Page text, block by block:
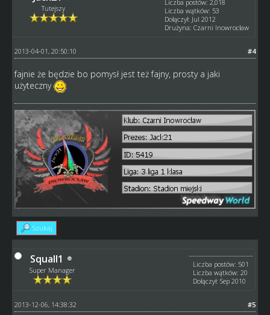
Tutejszy
Liczba postów: 2,018
Liczba wątków: 53
Dołączył: Jul 2012
Drużyna: Czarni Inowrocław
#4
2013-04-01, 20:50:10
fajnie że będzie bo pomysł jest też fajny, prosty a jaki
użyteczny
Szukaj
Squall1
Super Manager
Liczba postów: 501
Liczba wątków: 20
Dołączył: Sep 2010
#5
2013-12-06, 14:38:32